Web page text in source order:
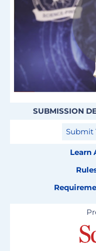
SUBMISSION
Submit
Learn